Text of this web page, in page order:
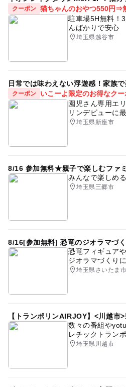
クーポン 猫ちゃんのおやつ550円⇒
駐車場5H無料！
んばかりで安心
埼玉県越谷市
日常では味わえない浮遊感！家族
クーポン
いこーよ限定のお得なクー
園児さん専用エ
リンデビューに
埼玉県新座市
8/16 参加無料★親子で楽しむファ
みんなで楽しめ
埼玉県三郷市
8/16[参加無料] 恐竜のジオラマづく
恐竜フィギュア
ジオラマづくり
埼玉県さいたま
【トランポリンAIRJOY】<川越市
数々の番組や
レチックトラン
埼玉県川越市